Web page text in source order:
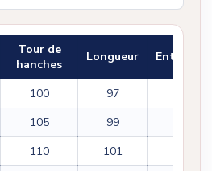
Tour de
hanches
Longueur
100 97
105 99
110 101